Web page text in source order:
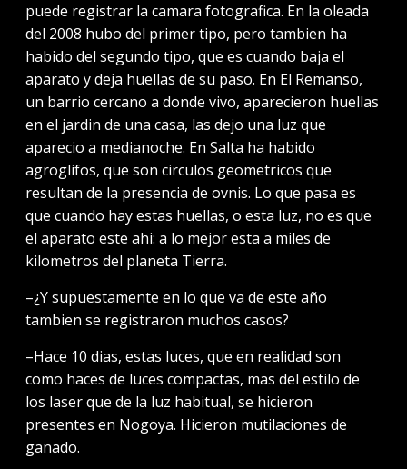
puede registrar la camara fotografica. En la oleada
del 2008 hubo del primer tipo, pero tambien ha
habido del segundo tipo, que es cuando baja el
aparato y deja huellas de su paso. En El Remanso,
un barrio cercano a donde vivo, aparecieron huellas
en el jardin de una casa, las dejo una luz que
aparecio a medianoche. En Salta ha habido
agroglifos, que son circulos geometricos que
resultan de la presencia de ovnis. Lo que pasa es
que cuando hay estas huellas, o esta luz, no es que
el aparato este ahi: a lo mejor esta a miles de
kilometros del planeta Tierra.
–¿Y supuestamente en lo que va de este año
tambien se registraron muchos casos?
–Hace 10 dias, estas luces, que en realidad son
como haces de luces compactas, mas del estilo de
los laser que de la luz habitual, se hicieron
presentes en Nogoya. Hicieron mutilaciones de
ganado.